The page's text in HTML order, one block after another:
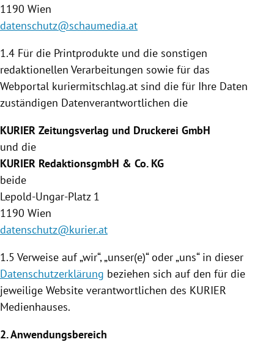
1190 Wien
datenschutz@schaumedia.at
1.4 Für die Printprodukte und die sonstigen
redaktionellen Verarbeitungen sowie für das
Webportal kuriermitschlag.at sind die für Ihre Daten
zuständigen Datenverantwortlichen die
KURIER Zeitungsverlag und Druckerei GmbH
und die
KURIER RedaktionsgmbH & Co. KG
beide
Lepold-Ungar-Platz 1
1190 Wien
datenschutz@kurier.at
1.5 Verweise auf „wir“, „unser(e)“ oder „uns“ in dieser
Datenschutzerklärung beziehen sich auf den für die
jeweilige Website verantwortlichen des KURIER
Medienhauses.
2. Anwendungsbereich